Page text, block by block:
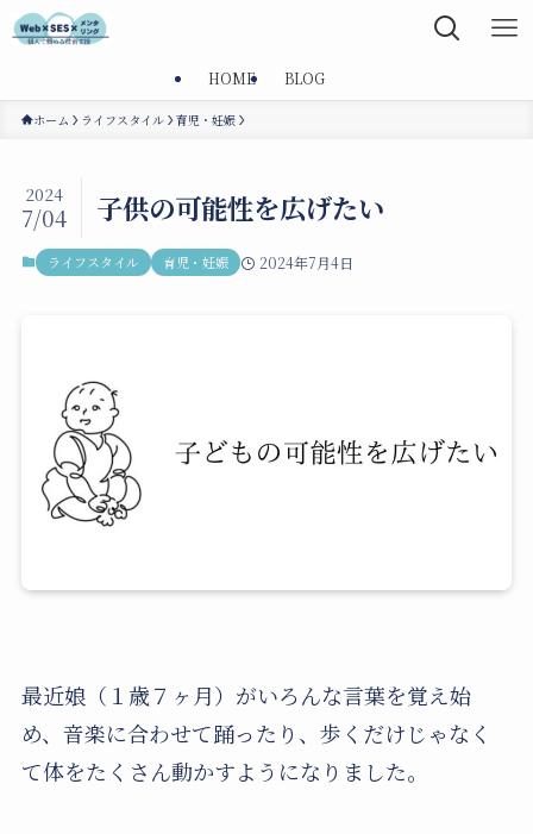
HOME BLOG
ホーム ライフスタイル 育児・妊娠
子供の可能性を広げたい
2024
7/04
ライフスタイル 育児・妊娠 2024年7月4日
最近娘（１歳７ヶ月）がいろんな言葉を覚え始
め、音楽に合わせて踊ったり、歩くだけじゃなく
て体をたくさん動かすようになりました。